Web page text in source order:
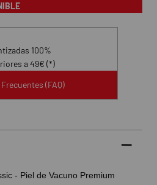
100%
a 49€ (*)
(FAQ)
- Piel de Vacuno Premium